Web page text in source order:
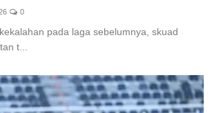
0
pada laga sebelumnya, skuad
t...